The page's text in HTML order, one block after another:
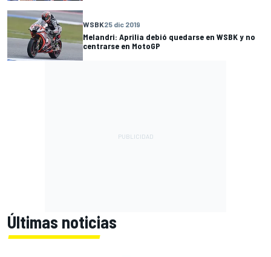
WSBK25 dic 2019
Melandri: Aprilia debió quedarse en WSBK y no
centrarse en MotoGP
Últimas noticias